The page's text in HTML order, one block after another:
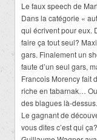
Le faux speech de
Dans la catégorie «
qui écrivent pour eux.
faire ça tout seul?
gars. Finalement un
faute d’un seul gars,
Francois Morency fait
riche en tabarnak…
des blagues là-dessus.
Le gagnant de
vous dites c’est qui